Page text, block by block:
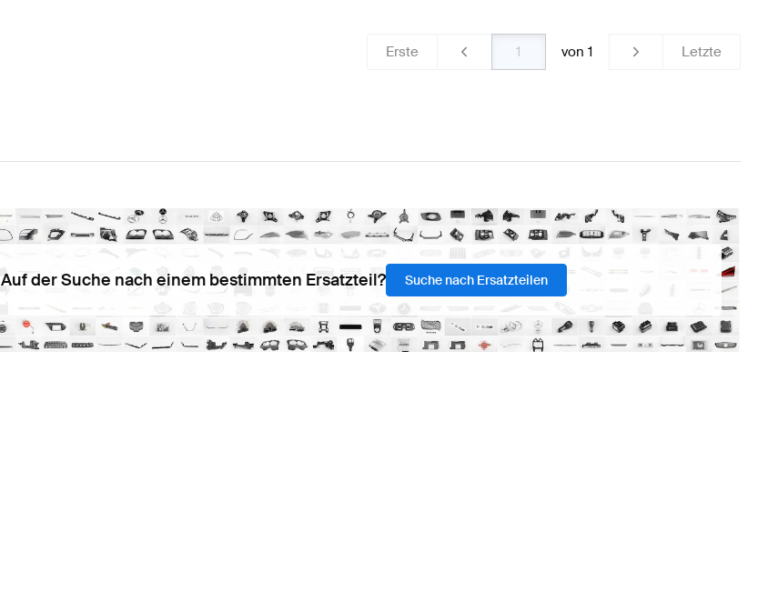
Erste von 1 Letzte
Auf der Suche nach einem bestimmten Ersatzteil? Suche nach Ersatzteilen